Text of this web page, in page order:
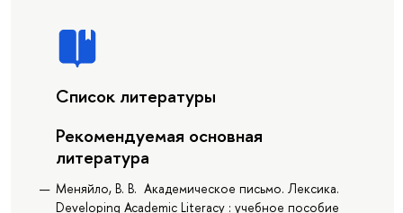
Список литературы
Рекомендуемая основная
литература
Меняйло, В. В. Академическое письмо. Лексика.
Developing Academic Literacy : учебное пособие